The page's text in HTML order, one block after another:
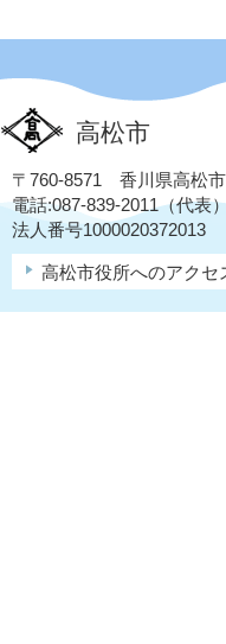
高松市
〒760-8571 香川県高松
電話:087-839-2011（代表
法人番号1000020372013
高松市役所へのアクセ